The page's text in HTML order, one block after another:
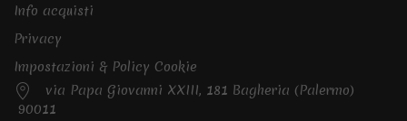
Info acquisti
Privacy
Impostazioni & Policy Cookie
via Papa Giovanni XXIII, 181 Bagheria (Palermo)
90011